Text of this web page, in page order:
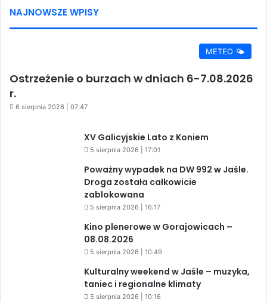
NAJNOWSZE WPISY
METEO 🌤️
Ostrzeżenie o burzach w dniach 6-7.08.2026
r.
6 sierpnia 2026 | 07:47
XV Galicyjskie Lato z Koniem
5 sierpnia 2026 | 17:01
Poważny wypadek na DW 992 w Jaśle.
Droga została całkowicie
zablokowana
5 sierpnia 2026 | 16:17
Kino plenerowe w Gorajowicach –
08.08.2026
5 sierpnia 2026 | 10:49
Kulturalny weekend w Jaśle – muzyka,
taniec i regionalne klimaty
5 sierpnia 2026 | 10:16